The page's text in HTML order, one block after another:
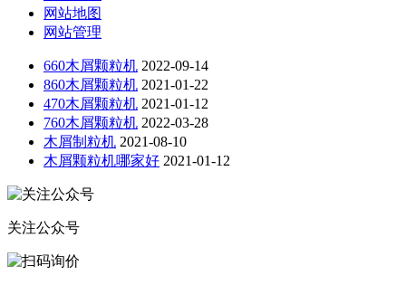
网站地图
网站管理
660木屑颗粒机 2022-09-14
860木屑颗粒机 2021-01-22
470木屑颗粒机 2021-01-12
760木屑颗粒机 2022-03-28
木屑制粒机 2021-08-10
木屑颗粒机哪家好 2021-01-12
关注公众号